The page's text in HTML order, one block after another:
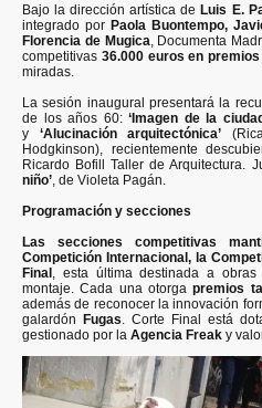
Bajo la dirección artística deLuis E.
integrado porPaola Buontempo,
Florencia de Mugica , Documenta
competitivas 36.000 euros en premios
miradas.
La sesión inaugural presentará la
de los años 60:‘Imagen de la
y ‘Alucinación arquitectónica’
Hodgkinson), recientemente
Ricardo Bofill Taller de Arquitectura.
niño’ , de Violeta Pagán.
Programación y secciones
Las secciones competitivas
Competición Internacional, la
Final , esta última destinada a
montaje. Cada una otorgapremios
además de reconocer la innovación
galardón Fugas . Corte Final está
gestionado por la Agencia Freak y